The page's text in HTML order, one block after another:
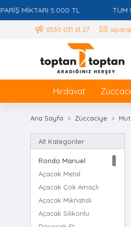
MİKTARI 5.000 TL TÜM
0530 031 61 27
Hırdavat
Ana Sayfa Züccaciye
Alt Kategoriler
Rondo Manuel
Açacak Metal
Açacak Çok Amaçlı
Açacak Mıknatıslı
Açacak Silikonlu